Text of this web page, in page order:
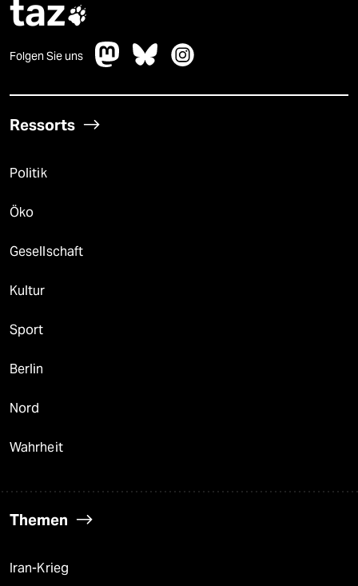
taz
Folgen Sie uns
Ressorts
Politik
Öko
Gesellschaft
Kultur
Sport
Berlin
Nord
Wahrheit
Themen
Iran-Krieg